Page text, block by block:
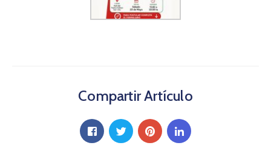
Compartir Artículo